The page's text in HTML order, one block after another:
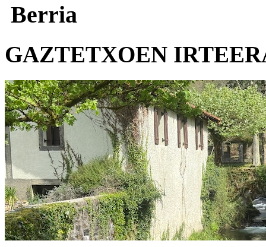
Berria
GAZTETXOEN